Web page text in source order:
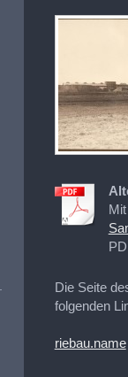
Die Seite
folgenden
riebau.name